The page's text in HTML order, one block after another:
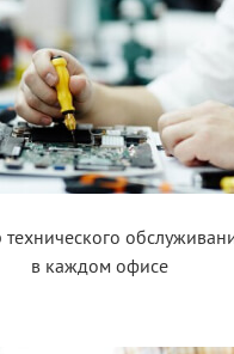
технического
в каждом офисе